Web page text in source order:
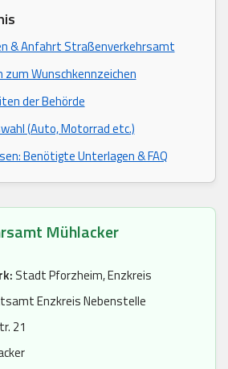
& Anfahrt Straßenverkehrsamt
zum Wunschkennzeichen
der Behörde
(Auto, Motorrad etc.)
Benötigte Unterlagen & FAQ
Mühlacker
Stadt Pforzheim, Enzkreis
Enzkreis Nebenstelle
21